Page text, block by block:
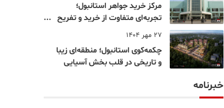
مرکز خرید جواهر استانبول؛
تجربه‌ای متفاوت از خرید و تفریح
در قلب استانبول
27 مهر 1404
چکمه‌کوی استانبول؛ منطقه‌ای زیبا
و تاریخی در قلب بخش آسیایی
خبرنامه